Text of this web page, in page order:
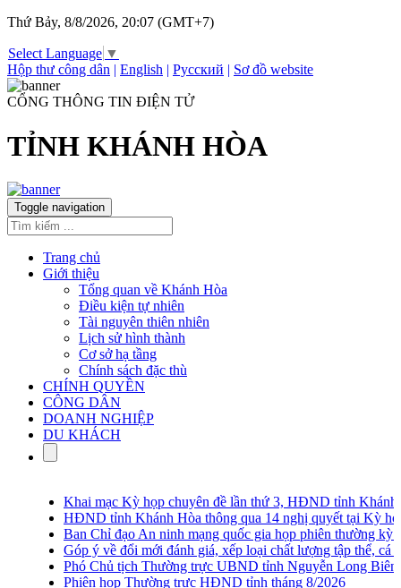
Thứ Bảy, 8/8/2026, 20:07 (GMT+7)
Select Language ▼
Hộp thư công dân | English | Русский | Sơ đồ website
CỔNG THÔNG TIN ĐIỆN TỬ
TỈNH KHÁNH HÒA
Toggle navigation
Trang chủ
Giới thiệu
Tổng quan về Khánh Hòa
Điều kiện tự nhiên
Tài nguyên thiên nhiên
Lịch sử hình thành
Cơ sở hạ tầng
Chính sách đặc thù
CHÍNH QUYỀN
CÔNG DÂN
DOANH NGHIỆP
DU KHÁCH
Khai mạc Kỳ họp chuyên đề lần thứ 3, HĐND tỉnh Khánh
HĐND tỉnh Khánh Hòa thông qua 14 nghị quyết tại Kỳ
Ban Chỉ đạo An ninh mạng quốc gia họp phiên thường kỳ
Góp ý về đổi mới đánh giá, xếp loại chất lượng tập thể, cá
Phó Chủ tịch Thường trực UBND tỉnh Nguyễn Long Biên
Phiên họp Thường trực HĐND tỉnh tháng 8/2026